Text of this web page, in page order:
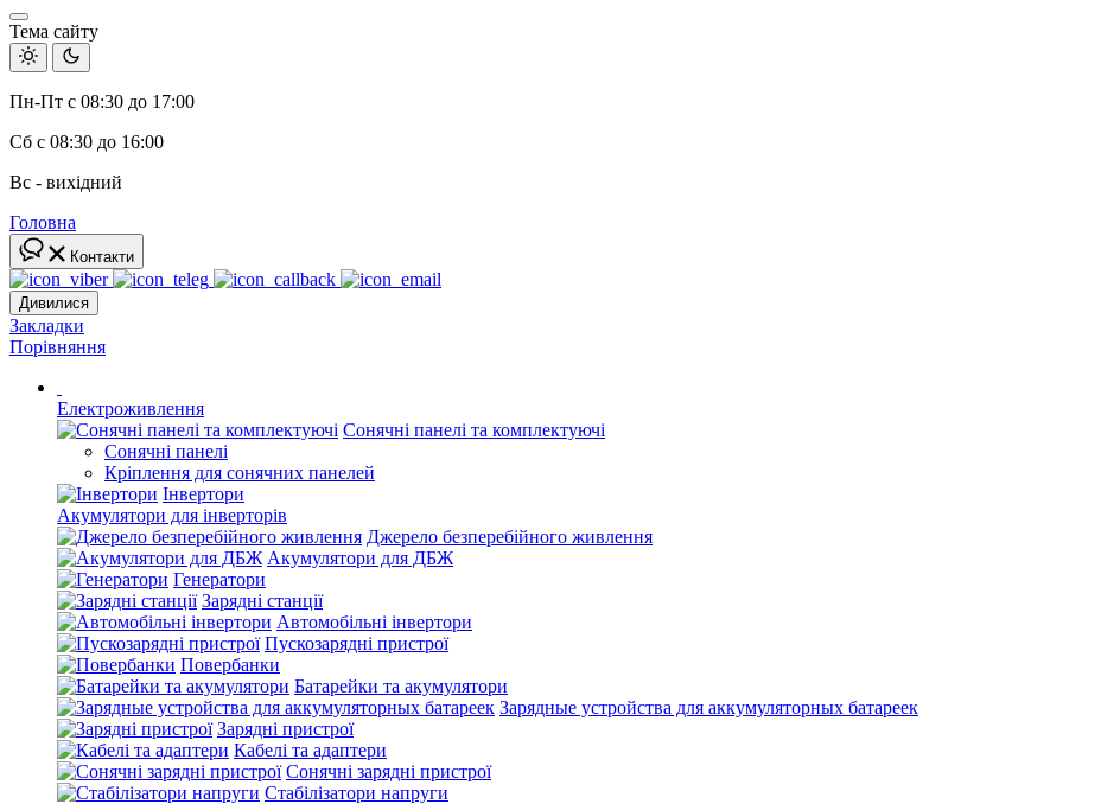
Тема сайту
Пн-Пт с 08:30 до 17:00
Сб с 08:30 до 16:00
Вс - вихідний
Головна
Контакти
Дивилися
Закладки
Порівняння
Електроживлення
Сонячні панелі та комплектуючі
Сонячні панелі
Кріплення для сонячних панелей
Інвертори
Акумулятори для інверторів
Джерело безперебійного живлення
Акумулятори для ДБЖ
Генератори
Зарядні станції
Автомобільні інвертори
Пускозарядні пристрої
Повербанки
Батарейки та акумулятори
Зарядные устройства для аккумуляторных батареек
Зарядні пристрої
Кабелі та адаптери
Сонячні зарядні пристрої
Стабілізатори напруги